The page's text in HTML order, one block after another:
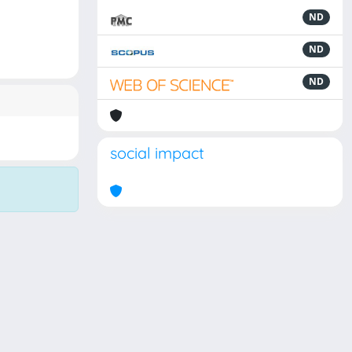
ND
ND
ND
social impact